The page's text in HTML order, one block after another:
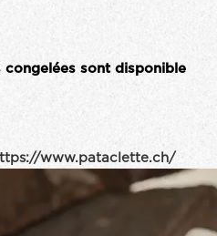
congelées sont disponible
www.pataclette.ch/